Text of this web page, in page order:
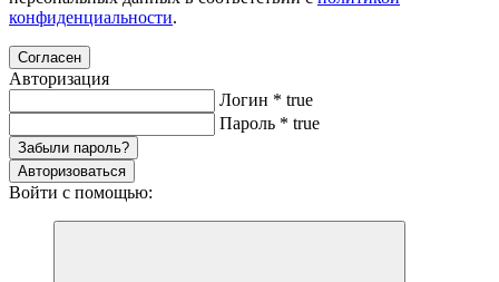
конфиденциальности.
Согласен
Авторизация
Логин * true
Пароль * true
Забыли пароль?
Авторизоваться
Войти с помощью: